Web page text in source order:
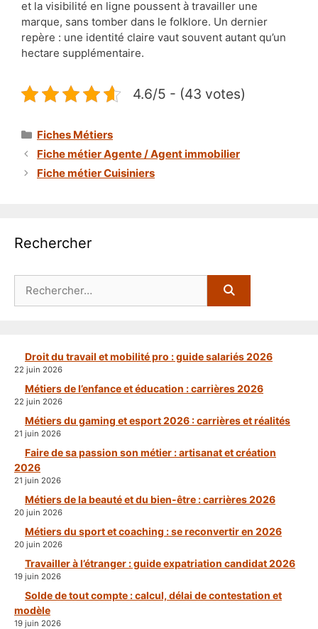
et la visibilité en ligne poussent à travailler une
marque, sans tomber dans le folklore. Un dernier
repère : une identité claire vaut souvent autant qu’un
hectare supplémentaire.
4.6/5 - (43 votes)
Catégories
Fiches Métiers
Fiche métier Agente / Agent immobilier
Fiche métier Cuisiniers
Rechercher
Droit du travail et mobilité pro : guide salariés 2026
22 juin 2026
Métiers de l’enfance et éducation : carrières 2026
22 juin 2026
Métiers du gaming et esport 2026 : carrières et réalités
21 juin 2026
Faire de sa passion son métier : artisanat et création
2026
21 juin 2026
Métiers de la beauté et du bien-être : carrières 2026
20 juin 2026
Métiers du sport et coaching : se reconvertir en 2026
20 juin 2026
Travailler à l’étranger : guide expatriation candidat 2026
19 juin 2026
Solde de tout compte : calcul, délai de contestation et
modèle
19 juin 2026